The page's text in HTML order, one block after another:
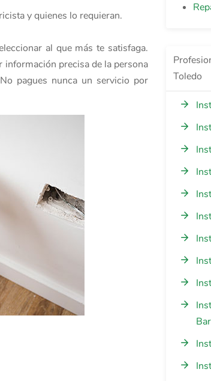
y quienes lo requieran.
al que más te satisfaga.
información precisa de la persona
pagues nunca un servicio por
Toledo